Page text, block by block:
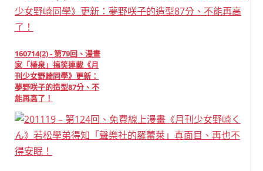
160714(2) - 第79回、漫畫
家「椿泉」搞笑連載《月
刊少女野崎同學》更新：
夢野咲子的造型87分、不
能再高了！